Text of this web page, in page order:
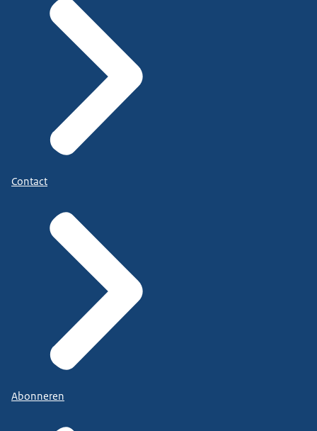
Contact
Abonneren